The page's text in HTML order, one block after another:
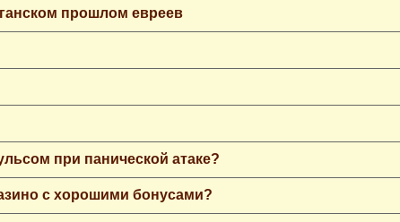
прошлом евреев
при панической атаке?
с хорошими бонусами?